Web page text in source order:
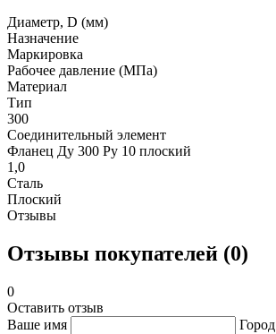
Диаметр, D (мм)
Назначение
Маркировка
Рабочее давление (МПа)
Материал
Тип
300
Соединительный элемент
Фланец Ду 300 Ру 10 плоский
1,0
Сталь
Плоский
Отзывы
Отзывы покупателей (0)
0
Оставить отзыв
Ваше имя
Город